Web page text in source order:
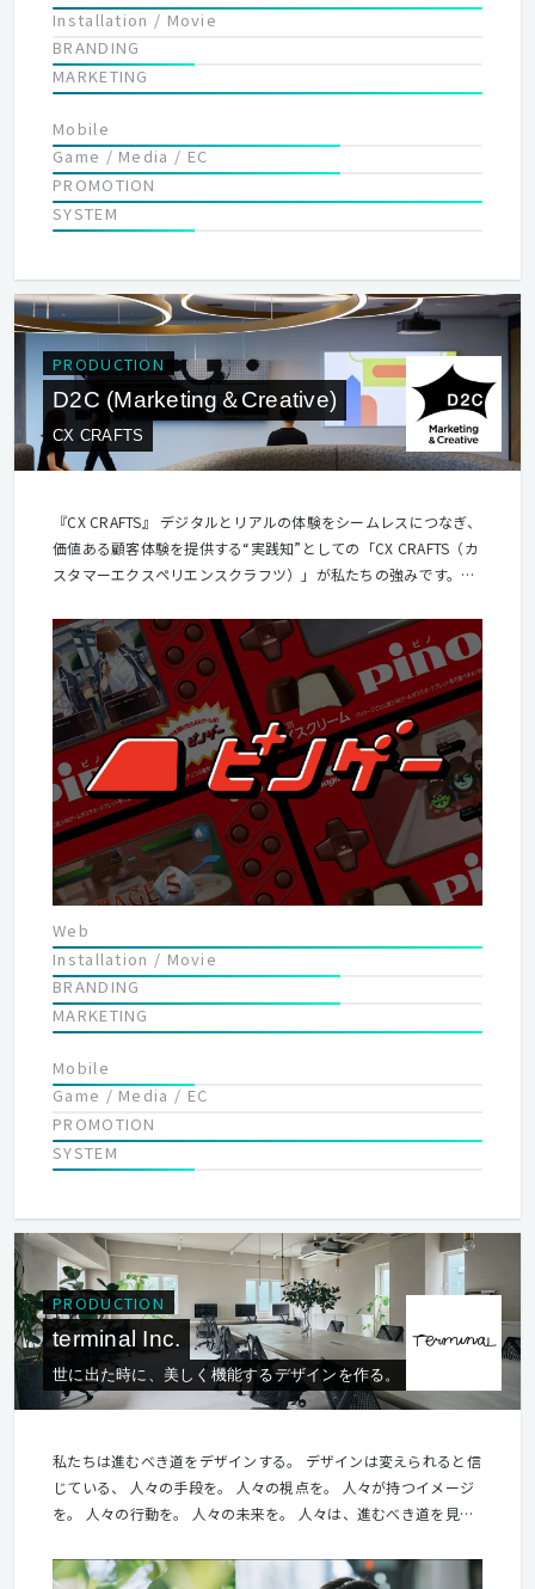
Installation / Movie
BRANDING
MARKETING
Mobile
Game / Media / EC
PROMOTION
SYSTEM
PRODUCTION
D2C (Marketing＆Creative)
CX CRAFTS
『CX CRAFTS』 デジタルとリアルの体験をシームレスにつなぎ、
価値ある顧客体験を提供する“実践知”としての「CX CRAFTS（カ
スタマーエクスペリエンスクラフツ）」が私たちの強みです。統
きたクラフトマンシップでクリエイティブへ昇華し、お客様のク
リエイティブパートナーとしてビジネス課題に共感をもって伴走
しています。
Web
Installation / Movie
BRANDING
MARKETING
Mobile
Game / Media / EC
PROMOTION
SYSTEM
PRODUCTION
terminal Inc.
世に出た時に、美しく機能するデザインを作る。
私たちは進むべき道をデザインする。 デザインは変えられると信
じている、 人々の手段を。 人々の視点を。 人々が持つイメージ
を。 人々の行動を。 人々の未来を。 人々は、進むべき道を見つ
港」は、人種も国籍も様々な人々を わかりやすく誘導するための